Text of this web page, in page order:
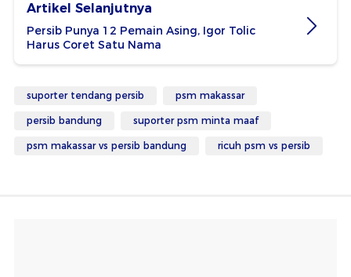
Artikel Selanjutnya
Persib Punya 12 Pemain Asing, Igor Tolic
Harus Coret Satu Nama
suporter tendang persib psm makassar
persib bandung suporter psm minta maaf
psm makassar vs persib bandung ricuh psm vs persib